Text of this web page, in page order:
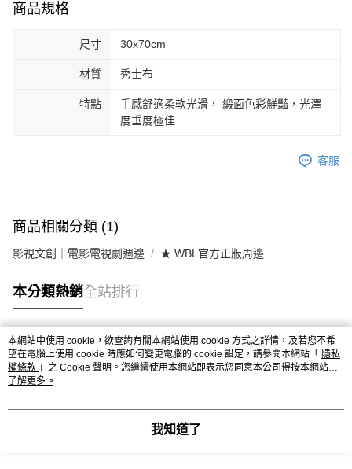
商品規格
尺寸 30x70cm
材質 秀士布
特點
手感舒適柔軟光滑， 緞面色彩鮮豔，光澤
度垂度極佳
客服
商品相關分類 (1)
影視文創｜電影電視劇週邊 ★ WBL官方正版周邊
本分類熱銷全站排行
熱門標籤
本網站中使用 cookie，欲查詢有關本網站使用 cookie 方式之詳情，及若您不希
望在電腦上使用 cookie 時應如何變更電腦的 cookie 設定，請參閱本網站「 隱私
權條款 」之 Cookie 聲明。您繼續使用本網站即表示您同意本公司得按本網站使
用條款之 Cookie 聲明使用 cookie。
了解更多 >
我知道了